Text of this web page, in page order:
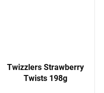
Twizzlers Strawberry
Twists 198g